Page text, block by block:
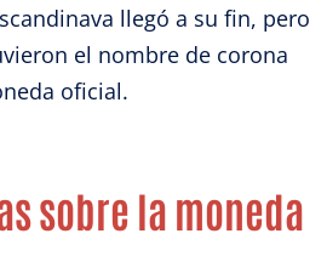
llegó a su fin, pero
el nombre de corona
oficial.
sobre la moneda